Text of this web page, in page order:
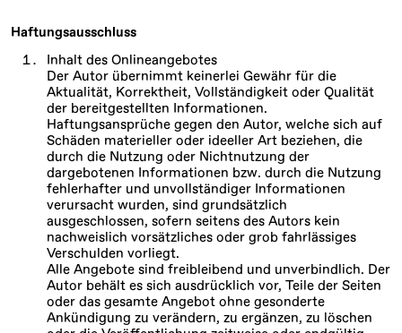
Haftungsausschluss
Inhalt des Onlineangebotes
Der Autor übernimmt keinerlei Gewähr für die
Aktualität, Korrektheit, Vollständigkeit oder Qualität
der bereitgestellten Informationen.
Haftungsansprüche gegen den Autor, welche sich auf
Schäden materieller oder ideeller Art beziehen, die
durch die Nutzung oder Nichtnutzung der
dargebotenen Informationen bzw. durch die Nutzung
fehlerhafter und unvollständiger Informationen
verursacht wurden, sind grundsätzlich
ausgeschlossen, sofern seitens des Autors kein
nachweislich vorsätzliches oder grob fahrlässiges
Verschulden vorliegt.
Alle Angebote sind freibleibend und unverbindlich. Der
Autor behält es sich ausdrücklich vor, Teile der Seiten
oder das gesamte Angebot ohne gesonderte
Ankündigung zu verändern, zu ergänzen, zu löschen